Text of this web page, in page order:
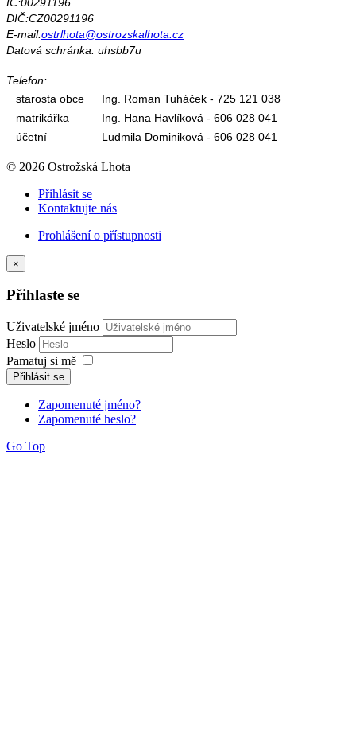
DIČ:CZ00291196
E-mail:ostrlhota@ostrozskalhota.cz
Datová schránka: uhsbb7u
Telefon:
starosta obce
Ing. Roman Tuháček - 725 121 038
matrikářka
Ing. Hana Havlíková - 606 028 041
účetní
Ludmila Dominiková - 606 028 041
© 2026 Ostrožská Lhota
Přihlásit se
Kontaktujte nás
Prohlášení o přístupnosti
×
Přihlaste se
Uživatelské jméno
Heslo
Pamatuj si mě
Přihlásit se
Zapomenuté jméno?
Zapomenuté heslo?
Go Top